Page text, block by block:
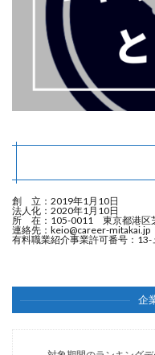
創 立：2019年1月10日
法人化：2020年1月10日
所 在：105-0011 東京都港区
連絡先： keio@career-mitakai.jp
有料職業紹介事業許可番号：
企